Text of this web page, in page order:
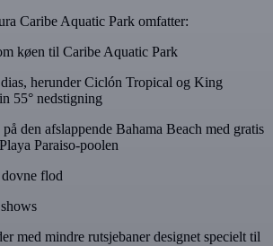
Caribe Aquatic Park omfatter:
køen til Caribe Aquatic Park
herunder Ciclón Tropical og King
55° nedstigning
den afslappende Bahama Beach med gratis
Paraiso-poolen
flod
med mindre rutsjebaner designet specielt til